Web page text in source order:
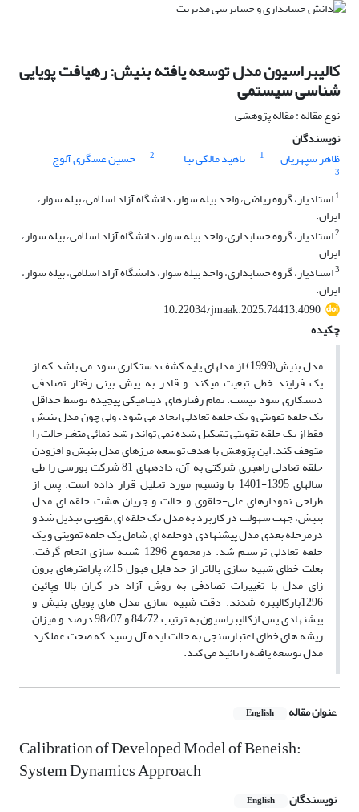
کالیبراسیون مدل توسعه یافته بنیش: رهیافت پویایی
شناسی سیستمی
نوع مقاله : مقاله پژوهشی
نویسندگان
ظاهر سپهریان
1 ناهید مالکی نیا 2 حسین عسگری آلوج
3
1استادیار، گروه ریاضی، واحد بیله سوار، دانشگاه آزاد اسلامی، بیله سوار،
ایران.
2استادیار، گروه حسابداری، واحد بیله سوار، دانشگاه آزاد اسلامی، بیله سوار،
ایران
3استادیار، گروه حسابداری، واحد بیله سوار، دانشگاه آزاد اسلامی، بیله سوار،
ایران.
10.22034/jmaak.2025.74413.4090
چکیده
مدل بنیش(1999) از مدلهای پایه کشف دستکاری سود می باشد که از
یک فرایند خطی تبعیت میکند و قادر به پیش بینی رفتار تصادفی
دستکاری سود نیست. تمام رفتارهای دینامیکی پیچیده توسط حداقل
یک حلقه تقویتی و یک حلقه تعادلی ایجاد می شود، ولی چون مدل بنیش
فقط از یک حلقه تقویتی تشکیل شده نمی تواند رشد نمائی متغیرحالت را
متوقف کند. این پژوهش با هدف توسعه مرزهای مدل بنیش و افزودن
حلقه تعادلی راهبری شرکتی به آن، دادههای 81 شرکت بورسی را طی
سالهای 1395-1401 با ونسیم مورد تحلیل قرار داده است. پس از
طراحی نمودارهای علی-حلقوی و حالت و جریان هشت حلقه ای مدل
بنیش، جهت سهولت در کاربرد به مدل تک حلقه ای تقویتی تبدیل شد و
درمرحله بعدی مدل پیشنهادی دوحلقه ای شامل یک حلقه تقویتی و یک
حلقه تعادلی ترسیم شد. درمجموع 1296 شبیه سازی انجام گرفت.
بعلت خطای شبیه سازی بالاتر از حد قابل قبول 15%، پارامترهای برون
زای مدل با تغییرات تصادفی به روش آزاد در کران بالا وپائین
1296بارکالیبره شدند. دقت شبیه سازی مدل های پویای بنیش و
پیشنهادی پس ازکالیبراسیون به ترتیب 84/72 و 98/07 درصد و میزان
ریشه های خطای اعتبارسنجی به حالت ایده آل رسید که صحت عملکرد
مدل توسعه یافته را تائید می کند.
عنوان مقاله English
Calibration of Developed Model of Beneish:
System Dynamics Approach
نویسندگان English